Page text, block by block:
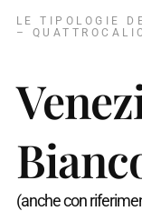
LE TIPOLOGIE
–
(anche con